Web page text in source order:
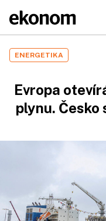
ENERGETIKA
Evropa
plynu. Česko